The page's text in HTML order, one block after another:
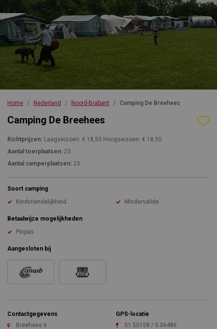
Camping De Breehees
Richtprijzen: Laagseizoen: € 18,50 Hoogseizoen: € 18,50
Aantal toerplaatsen: 23
Aantal camperplaatsen: 23
Soort camping
Kindvriendelijkheid
Mindervalide
Betaalwijze mogelijkheden
Pinpas
Aangesloten bij
Contactgegevens
Breehees 6
GPS-locatie
51.50158 / 5.06486
Home Nederland Noord-Brabant Camping De Breehees